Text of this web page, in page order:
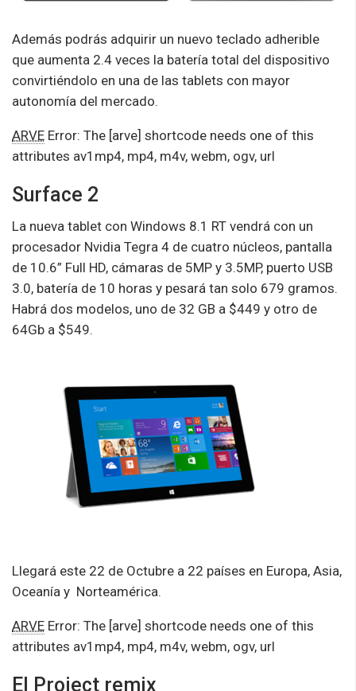
Además podrás adquirir un nuevo teclado adherible
que aumenta 2.4 veces la batería total del dispositivo
convirtiéndolo en una de las tablets con mayor
autonomía del mercado.
ARVE Error: The [arve] shortcode needs one of this
attributes av1mp4, mp4, m4v, webm, ogv, url
Surface 2
La nueva tablet con Windows 8.1 RT vendrá con un
procesador Nvidia Tegra 4 de cuatro núcleos, pantalla
de 10.6” Full HD, cámaras de 5MP y 3.5MP, puerto USB
3.0, batería de 10 horas y pesará tan solo 679 gramos.
Habrá dos modelos, uno de 32 GB a $449 y otro de
64Gb a $549.
Llegará este 22 de Octubre a 22 países en Europa, Asia,
Oceanía y Norteamérica.
ARVE Error: The [arve] shortcode needs one of this
attributes av1mp4, mp4, m4v, webm, ogv, url
El Project remix